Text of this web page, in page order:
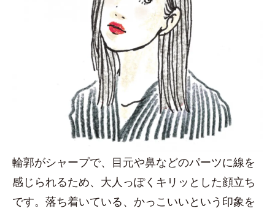
輪郭がシャープで、目元や鼻などのパーツに線を
感じられるため、大人っぽくキリッとした顔立ち
です。落ち着いている、かっこいいという印象を